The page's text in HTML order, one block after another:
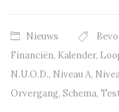
Nieuws
Financiën, Kalender,
N.U.O.D., Niveau A,
Orvergang, Schema,